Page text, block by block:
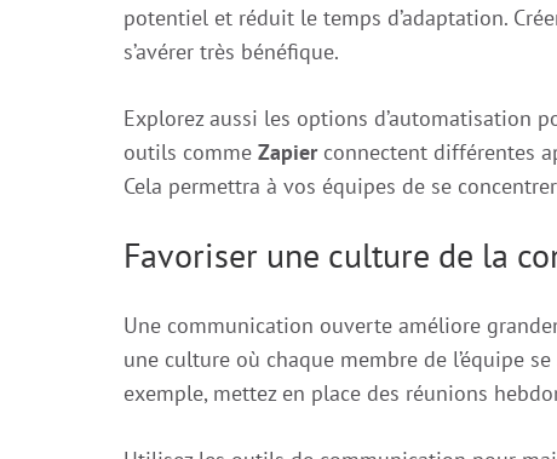
potentiel et réduit le temps d’adaptation.
s’avérer très bénéfique.
Explorez aussi les options d’automatisation
outils comme Zapierconnectent différentes
Cela permettra à vos équipes de se
Favoriser une culture de la
Une communication ouverte améliore
une culture où chaque membre de l’équipe
exemple, mettez en place des réunions